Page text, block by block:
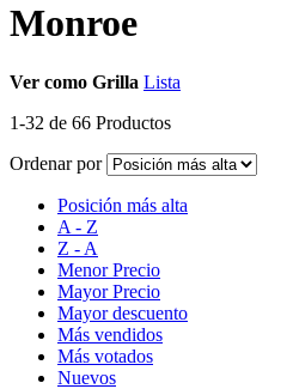
Monroe
Ver como Grilla Lista
1-32 de 66 Productos
Ordenar por
Posición más alta
A - Z
Z - A
Menor Precio
Mayor Precio
Mayor descuento
Más vendidos
Más votados
Nuevos